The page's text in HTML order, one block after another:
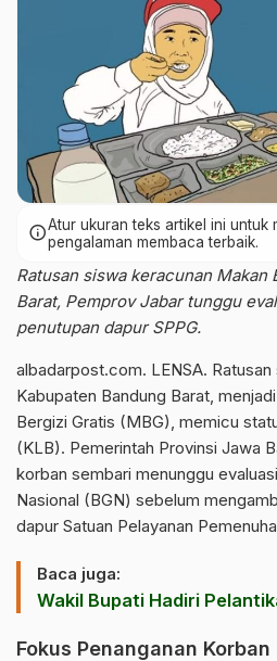
infoAtur ukuran teks artikel ini untuk
pengalaman membaca terbaik.
Ratusan siswa keracunan Makan
Barat, Pemprov Jabar tunggu
penutupan dapur SPPG.
albadarpost.com. LENSA.
Kabupaten Bandung Barat,
Bergizi Gratis (MBG), memicu
(KLB). Pemerintah Provinsi Jawa
korban sembari menunggu
Nasional (BGN) sebelum
dapur Satuan Pelayanan
Baca juga:
Wakil Bupati Hadiri
Fokus Penanganan